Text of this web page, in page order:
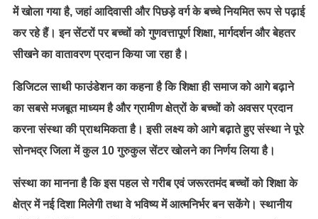
में खोला गया है, जहां आदिवासी और पिछड़े वर्ग के बच्चे नियमित रूप से पढ़ाई
कर रहे हैं। इन सेंटरों पर बच्चों को गुणवत्तापूर्ण शिक्षा, मार्गदर्शन और बेहतर
सीखने का वातावरण प्रदान किया जा रहा है।
डिजिटल साथी फाउंडेशन का कहना है कि शिक्षा ही समाज को आगे बढ़ाने
का सबसे मजबूत माध्यम है और ग्रामीण क्षेत्रों के बच्चों को अवसर प्रदान
करना संस्था की प्राथमिकता है। इसी लक्ष्य को आगे बढ़ाते हुए संस्था ने पूरे
सोनभद्र जिला में कुल 10 गुरुकुल सेंटर खोलने का निर्णय लिया है।
संस्था का मानना है कि इस पहल से गरीब एवं जरूरतमंद बच्चों को शिक्षा के
क्षेत्र में नई दिशा मिलेगी तथा वे भविष्य में आत्मनिर्भर बन सकेंगे। स्थानीय